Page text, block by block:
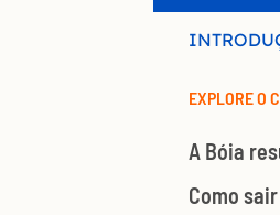
EXPLORE O
A Bóia
Como